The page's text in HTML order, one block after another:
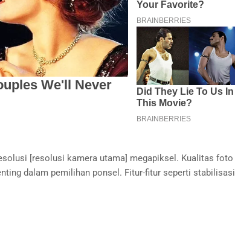
[resolusi kamera utama] megapiksel. Kualitas foto
dalam pemilihan ponsel. Fitur-fitur seperti stabilisasi